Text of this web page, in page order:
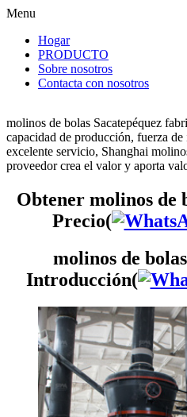
Menu
Hogar
PRODUCTO
Sobre nosotros
Contacta con nosotros
molinos de bolas Sacatepéquez
capacidad de producción, fuerza
excelente servicio, Shanghai
proveedor crea el valor y aporta
Obtener molinos de
Precio(
molinos de
Introducción(